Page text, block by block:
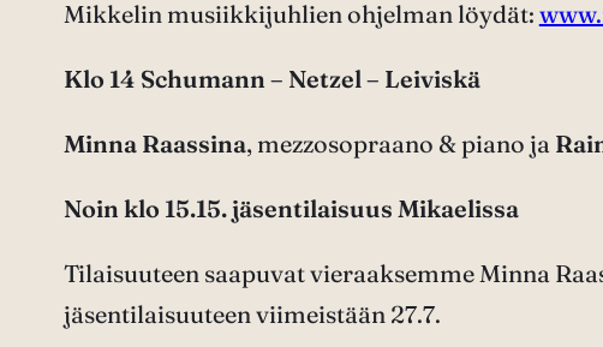
Mikkelin musiikkijuhlien ohjelman löydät:
Klo 14 Schumann – Netzel – Leiviskä
Minna Raassina, mezzosopraano & piano ja
Noin klo 15.15. jäsentilaisuus Mikaelissa
Tilaisuuteen saapuvat vieraaksemme Minna
jäsentilaisuuteen viimeistään 27.7.